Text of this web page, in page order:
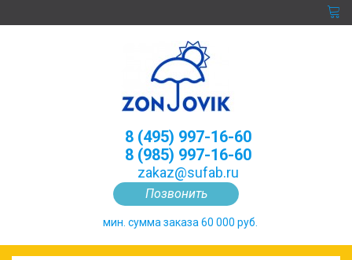
Позвонить
8 (495) 997-16-60
8 (985) 997-16-60
zakaz@sufab.ru
мин. сумма заказа 60 000 руб.